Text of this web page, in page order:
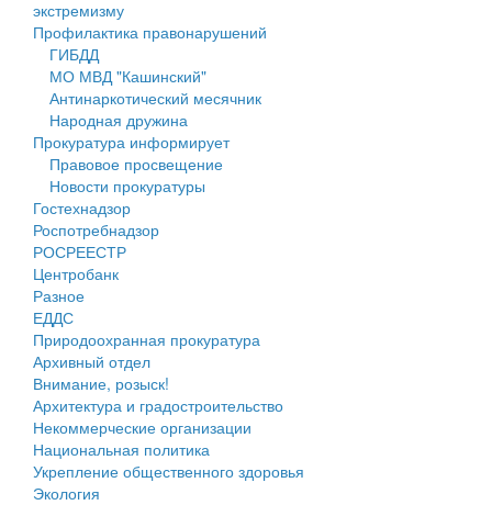
Нормативы градостроительного проектирования
Правила землепользования и застройки
Генеральные планы
Проекты планировки территории
Собрание депутатов
Городское поселение
Сельские поселения
экстремизму
Профилактика правонарушений
ГИБДД
МО МВД "Кашинский"
Антинаркотический месячник
Народная дружина
Прокуратура информирует
Правовое просвещение
Новости прокуратуры
Гостехнадзор
Роспотребнадзор
РОСРЕЕСТР
Центробанк
Разное
ЕДДС
Природоохранная прокуратура
Архивный отдел
Внимание, розыск!
Архитектура и градостроительство
Некоммерческие организации
Национальная политика
Укрепление общественного здоровья
Экология